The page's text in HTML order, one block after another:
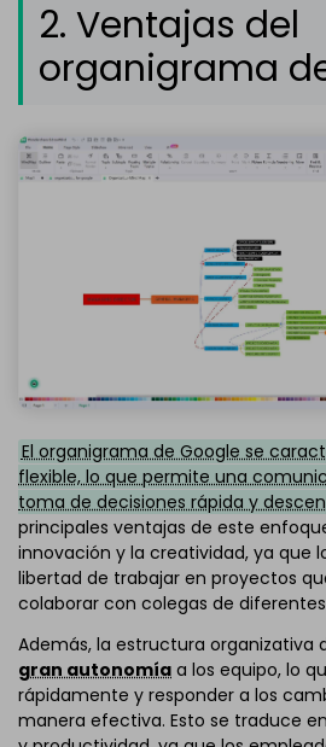
2. Ventajas del
organigrama
El organigrama de Google se
flexible, lo que permite una
toma de decisiones rápida y
principales ventajas de este
innovación y la creatividad, ya que
libertad de trabajar en proyectos
colaborar con colegas de
Además, la estructura organizativa
gran autonomía a los equipo, lo
rápidamente y responder a los
manera efectiva. Esto se traduce